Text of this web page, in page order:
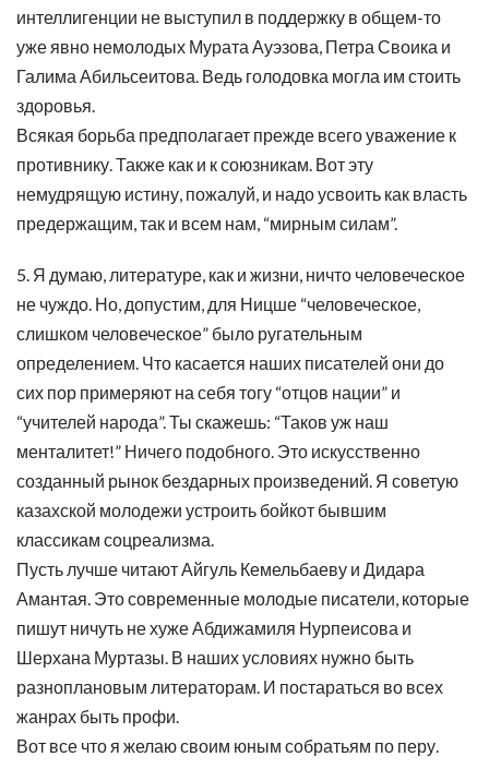
интеллигенции не выступил в поддержку в общем-то
уже явно немолодых Мурата Ауэзова, Петра Своика и
Галима Абильсеитова. Ведь голодовка могла им стоить
здоровья.
Всякая борьба предполагает прежде всего уважение к
противнику. Также как и к союзникам. Вот эту
немудрящую истину, пожалуй, и надо усвоить как власть
предержащим, так и всем нам, “мирным силам”.
5. Я думаю, литературе, как и жизни, ничто человеческое
не чуждо. Но, допустим, для Ницше “человеческое,
слишком человеческое” было ругательным
определением. Что касается наших писателей они до
сих пор примеряют на себя тогу “отцов нации” и
“учителей народа”. Ты скажешь: “Таков уж наш
менталитет!” Ничего подобного. Это искусственно
созданный рынок бездарных произведений. Я советую
казахской молодежи устроить бойкот бывшим
классикам соцреализма.
Пусть лучше читают Айгуль Кемельбаеву и Дидара
Амантая. Это современные молодые писатели, которые
пишут ничуть не хуже Абдижамиля Нурпеисова и
Шерхана Муртазы. В наших условиях нужно быть
разноплановым литераторам. И постараться во всех
жанрах быть профи.
Вот все что я желаю своим юным собратьям по перу.